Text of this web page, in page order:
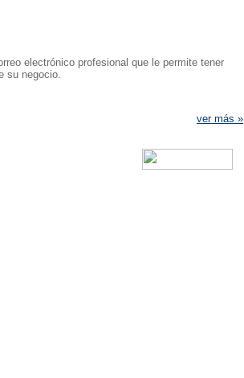
electrónico profesional que le permite tener
su negocio.
ver más »